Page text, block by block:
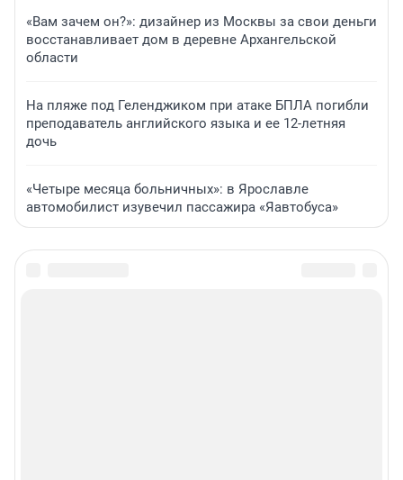
«Вам зачем он?»: дизайнер из Москвы за свои деньги
восстанавливает дом в деревне Архангельской
области
На пляже под Геленджиком при атаке БПЛА погибли
преподаватель английского языка и ее 12-летняя
дочь
«Четыре месяца больничных»: в Ярославле
автомобилист изувечил пассажира «Яавтобуса»